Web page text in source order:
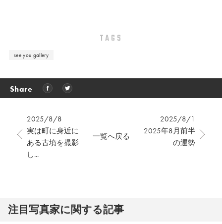
TAGS
see you gallery
Share
2025/8/8
実は町に身近に
ある古墳を撮影
し...
2025/8/1
2025年8月前半
の運勢
一覧へ戻る
注⽬写真家に関する記事